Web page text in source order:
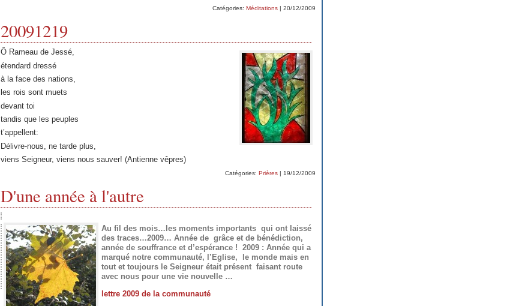
Catégories: Méditations| 20/12/2009
20091219
Ô Rameau de Jessé,
étendard dressé
à la face des nations,
les rois sont muets
devant toi
tandis que les peuples
t’appellent:
Délivre-nous, ne tarde plus,
viens Seigneur, viens nous sauver! (Antienne vêpres)
Catégories: Prières| 19/12/2009
D'une année à l'autre
Au fil des mois…les moments importants qui ont laissé
des traces…2009… Année de grâce et de bénédiction,
année de souffrance et d’espérance ! 2009 : Année qui a
marqué notre communauté, l’Eglise, le monde mais en
tout et toujours le Seigneur était présent faisant route
avec nous pour une vie nouvelle …
lettre 2009 de la communauté